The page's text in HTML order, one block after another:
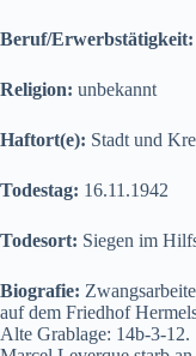
Beruf/Erwerbstätigkeit:
Religion: unbekannt
Haftort(e): Stadt und
Todestag: 16.11.1942
Todesort: Siegen im
Biografie:
auf dem Friedhof
Alte Grablage: 14b-3-12.